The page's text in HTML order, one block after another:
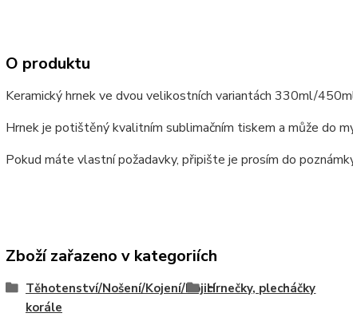
O produktu
Keramický hrnek ve dvou velikostních variantách 330ml/
Hrnek je potištěný kvalitním sublimačním tiskem a může do
Pokud máte vlastní požadavky, připište je prosím do
Zboží zařazeno v kategoriích
Těhotenství/Nošení/Kojení/Kojicí
korále
Hrnečky, plecháčky